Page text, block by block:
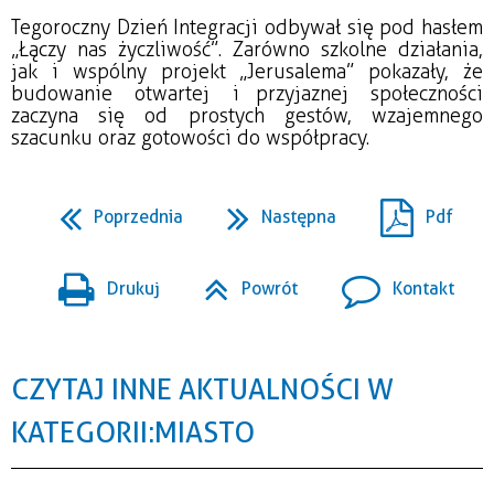
Tegoroczny Dzień Integracji odbywał się pod hasłem
„Łączy nas życzliwość”. Zarówno szkolne działania,
jak i wspólny projekt „Jerusalema” pokazały, że
budowanie otwartej i przyjaznej społeczności
zaczyna się od prostych gestów, wzajemnego
szacunku oraz gotowości do współpracy.
Poprzednia Następna Pdf
Drukuj Powrót Kontakt
CZYTAJ INNE AKTUALNOŚCI W
KATEGORII: MIASTO